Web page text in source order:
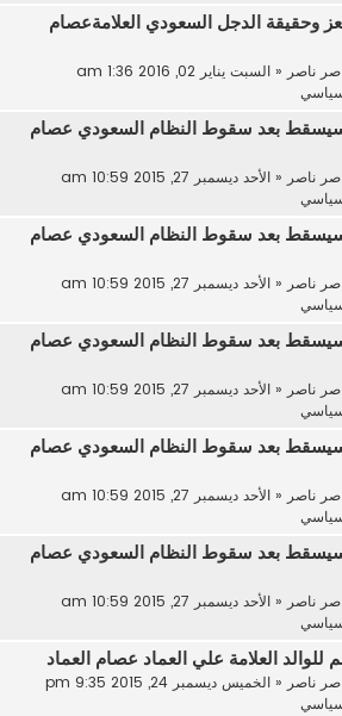
وحقيقة الدجل السعودي العلامةعصام
ناصر« السبت يناير 02, 2016 1:36 am
سيسقط بعد سقوط النظام السعودي عصام
ناصر« الأحد ديسمبر 27, 2015 10:59 am
سيسقط بعد سقوط النظام السعودي عصام
ناصر« الأحد ديسمبر 27, 2015 10:59 am
سيسقط بعد سقوط النظام السعودي عصام
ناصر« الأحد ديسمبر 27, 2015 10:59 am
سيسقط بعد سقوط النظام السعودي عصام
ناصر« الأحد ديسمبر 27, 2015 10:59 am
سيسقط بعد سقوط النظام السعودي عصام
ناصر« الأحد ديسمبر 27, 2015 10:59 am
للوالد العلامة علي العماد عصام العماد
ناصر« الخميس ديسمبر 24, 2015 9:35 pm